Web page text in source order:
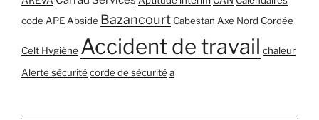
code APE Abside Bazancourt Cabestan Axe Nord Cordée
Celt Hygiène Accident de travail chaleur
Alerte sécuritécorde de sécuritéa